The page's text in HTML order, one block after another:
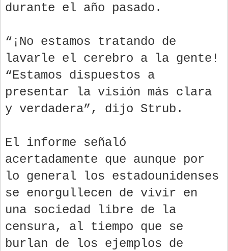
durante el año pasado.
“¡No estamos tratando de
lavarle el cerebro a la gente!
“Estamos dispuestos a
presentar la visión más clara
y verdadera”, dijo Strub.
El informe señaló
acertadamente que aunque por
lo general los estadounidenses
se enorgullecen de vivir en
una sociedad libre de la
censura, al tiempo que se
burlan de los ejemplos de